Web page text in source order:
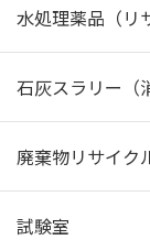
水処理薬品（リ
石灰スラリー（
廃棄物リサイク
試験室